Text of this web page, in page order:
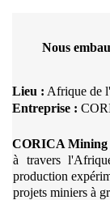
Nous
Lieu : Afrique de
Entreprise :
CORICA Mining
à travers
production
projets miniers à